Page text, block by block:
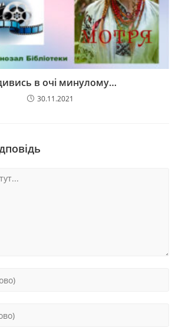
в очі минулому…
30.11.2021